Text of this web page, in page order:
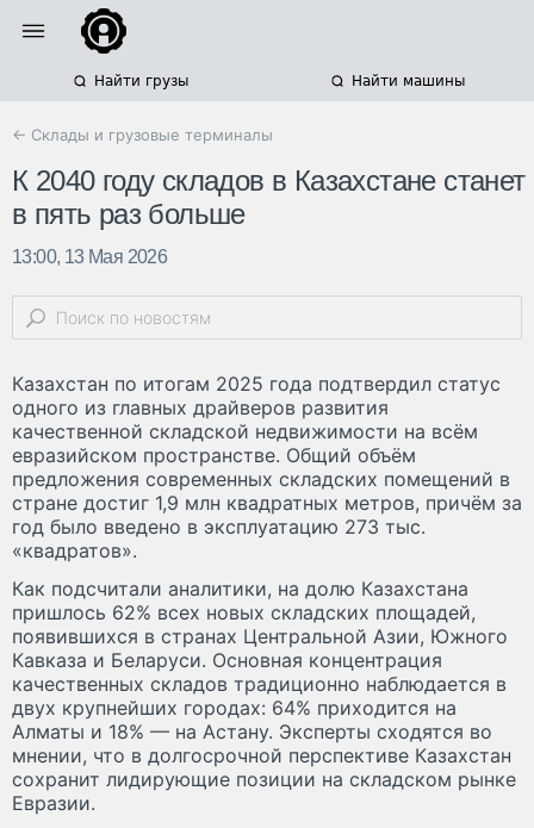
Найти грузы Найти машины
← Склады и грузовые терминалы
К 2040 году складов в Казахстане станет
в пять раз больше
13:00, 13 Мая 2026
Казахстан по итогам 2025 года подтвердил статус
одного из главных драйверов развития
качественной складской недвижимости на всём
евразийском пространстве. Общий объём
предложения современных складских помещений в
стране достиг 1,9 млн квадратных метров, причём за
год было введено в эксплуатацию 273 тыс.
«квадратов».
Как подсчитали аналитики, на долю Казахстана
пришлось 62% всех новых складских площадей,
появившихся в странах Центральной Азии, Южного
Кавказа и Беларуси. Основная концентрация
качественных складов традиционно наблюдается в
двух крупнейших городах: 64% приходится на
Алматы и 18% — на Астану. Эксперты сходятся во
мнении, что в долгосрочной перспективе Казахстан
сохранит лидирующие позиции на складском рынке
Евразии.